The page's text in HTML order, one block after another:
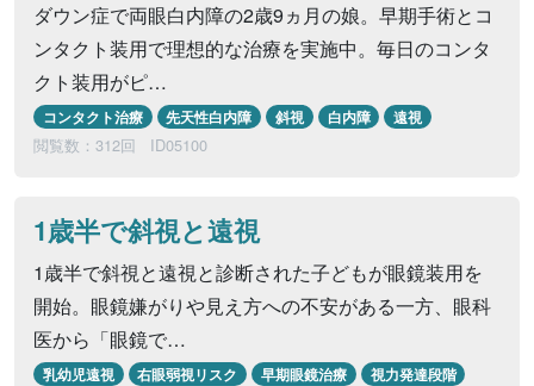
ダウン症で両眼白内障の2歳9ヵ月の娘。早期手術とコ
ンタクト装用で理想的な治療を実施中。毎日のコンタ
クト装用がピ…
コンタクト治療 先天性白内障 斜視 白内障 遠視
閲覧数：312回 ID05100
1歳半で斜視と遠視
1歳半で斜視と遠視と診断された子どもが眼鏡装用を
開始。眼鏡嫌がりや見え方への不安がある一方、眼科
医から「眼鏡で…
乳幼児遠視 右眼弱視リスク 早期眼鏡治療
視力発達段階